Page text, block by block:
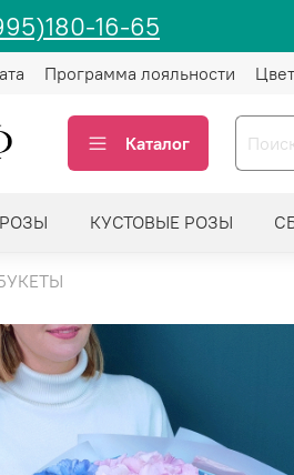
16-65
Программа лояльности
Каталог
РОЗЫ КУСТОВЫЕ РОЗЫ